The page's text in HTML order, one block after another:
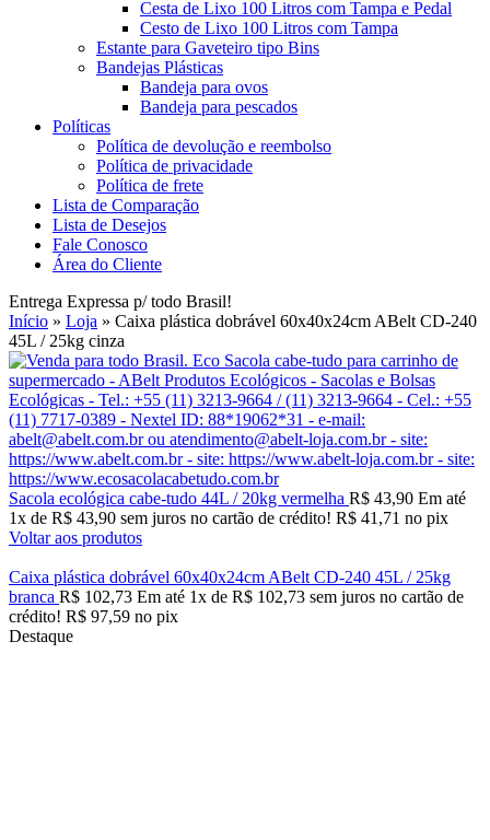
Cesta de Lixo 100 Litros com Tampa e Pedal
Cesto de Lixo 100 Litros com Tampa
Estante para Gaveteiro tipo Bins
Bandejas Plásticas
Bandeja para ovos
Bandeja para pescados
Políticas
Política de devolução e reembolso
Política de privacidade
Política de frete
Lista de Comparação
Lista de Desejos
Fale Conosco
Área do Cliente
Entrega Expressa p/ todo Brasil!
Início » Loja » Caixa plástica dobrável 60x40x24cm ABelt CD-240
45L / 25kg cinza
Sacola ecológica cabe-tudo 44L / 20kg vermelha R$ 43,90 Em até
1x de R$ 43,90 sem juros no cartão de crédito! R$ 41,71 no pix
Voltar aos produtos
Caixa plástica dobrável 60x40x24cm ABelt CD-240 45L / 25kg
branca R$ 102,73 Em até 1x de R$ 102,73 sem juros no cartão de
crédito! R$ 97,59 no pix
Destaque